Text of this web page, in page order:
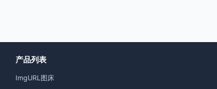
产品列表
ImgURL图床